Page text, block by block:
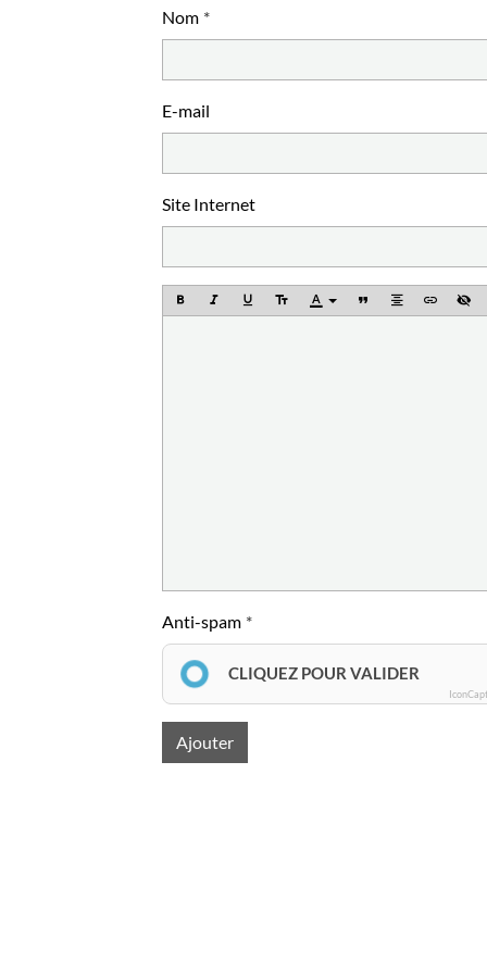
Nom
E-mail
Site Internet
Anti-spam
CLIQUEZ POUR VALIDER
Ajouter